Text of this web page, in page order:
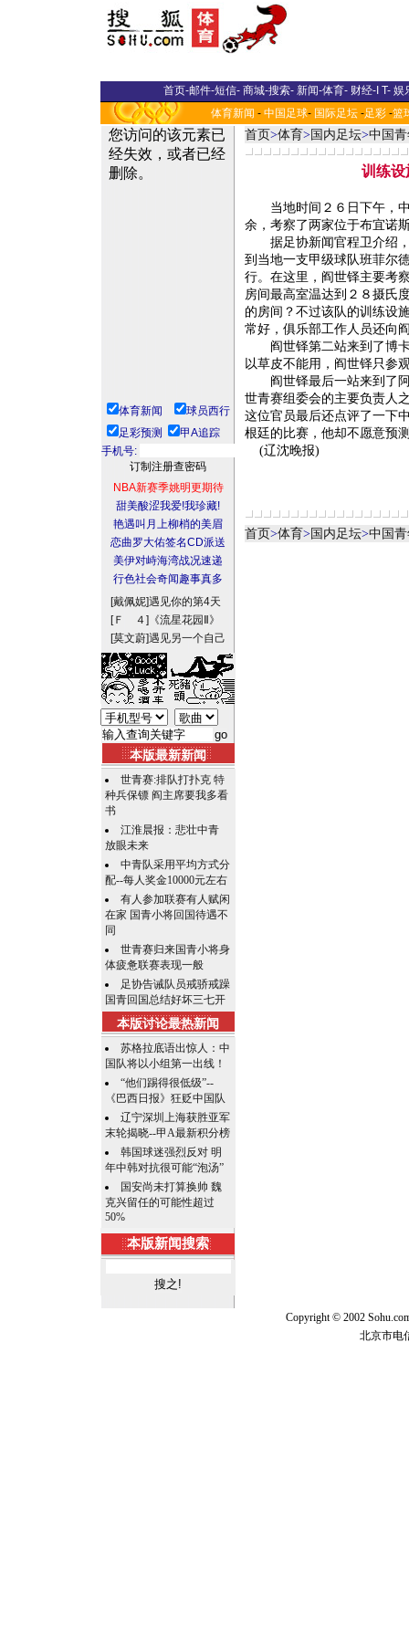
首页-邮件-短信- 商城-搜索- 新闻-体育- 财经-I T- 娱
体育新闻 - 中国足球- 国际足坛 -足彩 -篮
体育新闻
球员西行
足彩预测
甲A追踪
手机号:
NBA新赛季姚明更期待
甜美酸涩我爱!我珍藏!
艳遇叫月上柳梢的美眉
恋曲罗大佑签名CD派送
美伊对峙海湾战况速递
行色社会奇闻趣事真多
[戴佩妮]遇见你的第4天
[Ｆ ４] 《流星花园Ⅱ》
[莫文蔚]遇见另一个自己
本版最新新闻
世青赛:排队打扑克 特
种兵保镖 阎主席要我多看
书
江淮晨报：悲壮中青
放眼未来
中青队采用平均方式分
配--每人奖金10000元左右
有人参加联赛有人赋闲
在家 国青小将回国待遇不
同
世青赛归来国青小将身
体疲惫联赛表现一般
足协告诫队员戒骄戒躁
国青回国总结好坏三七开
本版讨论最热新闻
苏格拉底语出惊人：中
国队将以小组第一出线！
“他们踢得很低级”--
《巴西日报》狂贬中国队
辽宁深圳上海获胜亚军
末轮揭晓--甲A最新积分榜
韩国球迷强烈反对 明
年中韩对抗很可能“泡汤”
国安尚未打算换帅 魏
克兴留任的可能性超过
50%
本版新闻搜索
首页>体育> 国内足坛>中国
训练设
当地时间２６日下午，中
余，考察了两家位于布宜诺
据足协新闻官程卫介绍，
到当地一支甲级球队班菲尔
行。在这里，阎世铎主要考
房间最高室温达到２８摄氏
的房间？不过该队的训练设
常好，俱乐部工作人员还向
阎世铎第二站来到了博卡
以草皮不能用，阎世铎只参
阎世铎最后一站来到了阿
世青赛组委会的主要负责人
这位官员最后还点评了一下
根廷的比赛，他却不愿意预
(辽沈晚报)
首页>体育> 国内足坛>中国
Copyright © 2002
北京市电